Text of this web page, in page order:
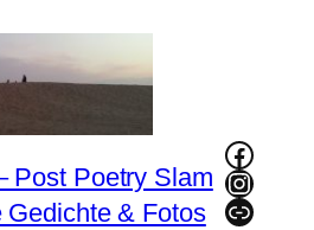
Post Poetry Slam
Gedichte & Fotos
Link